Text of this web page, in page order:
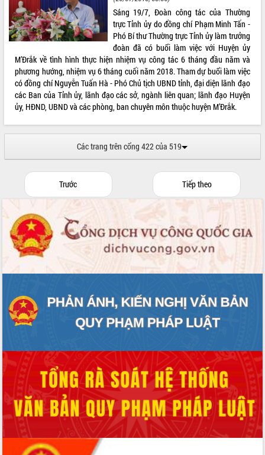
địa chính, hoàn thiện cơ sở dữ liệu đất
đai
Ứng dụng sinh trắc học - Bước tiến
trong hành trình chuyển đổi số tại Đắk
Lắk
Đắk Lắk nâng cao hiệu quả công tác
Đảng từ Sổ tay đảng viên điện tử
Đắk Lắk đẩy mạnh nuôi biển công
nghệ, hướng tới phát triển thủy sản
Tập huấn nâng cao năng lực triển khai
chuyển đổi số cho cán bộ, công chức
cấp xã
Đắk Lắk phát động hưởng ứng Ngày
Quyền của người tiêu dùng Việt Nam
2026
Đẩy mạnh cải cách hành chính, quyết
tâm đạt được mục tiêu tăng trưởng
hai con số trong năm 2026
Tổ chức trang trọng Lễ hội Đền thờ
Lương Văn Chánh năm 2026
Nhân dân tỉnh
Bệnh án điện tử thúc đẩy chuyển đổi
số y tế tại Đắk Lắk
không gian tri thức trong thời đại số
Đánh giá, rút kinh nghiệm công tác tổ
chức diễn tập trước ngày bầu cử
Chương trình “Gặp gỡ hữu nghị –
Friendship Meeting New Year 2026”
Bầu cử Quốc hội và HĐND: Cử tri Đắk
Lắk gửi gắm niềm tin, kỳ vọng vào lá
phiếu
Sáng 19/7, Đoàn công tác của Thường
trực Tỉnh ủy do đồng chí Phạm Minh Tấn -
Phó Bí thư Thường trực Tỉnh ủy làm trưởng
đoàn đã có buổi làm việc với Huyện ủy
M’Đrắk về tình hình thực hiện nhiệm vụ công tác 6 tháng đầu năm và
phương hướng, nhiệm vụ 6 tháng cuối năm 2018. Tham dự buổi làm việc
có đồng chí Nguyễn Tuấn Hà - Phó Chủ tịch UBND tỉnh, đại diện lãnh đạo
các Ban của Tỉnh ủy, lãnh đạo các sở, ngành liên quan; lãnh đạo Huyện
ủy, HĐND, UBND và các phòng, ban chuyên môn thuộc huyện M’Đrắk.
Các trang trên cổng 422 của 519
Trước Tiếp theo